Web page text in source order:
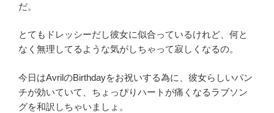
だ。
とてもドレッシーだし彼女に似合っているけれど、何と
なく無理してるような気がしちゃって寂しくなるの。
今日はAvrilのBirthdayをお祝いする為に、彼女らしいパン
チが効いていて、ちょっぴりハートが痛くなるラブソン
グを和訳しちゃいましょ。